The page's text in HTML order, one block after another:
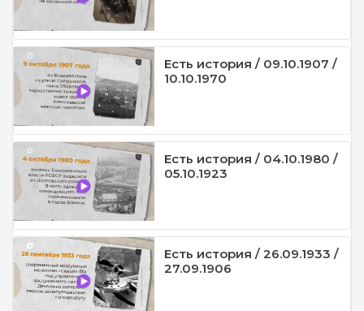
Есть история / 09.10.1907 /
10.10.1970
Есть история / 04.10.1980 /
05.10.1923
Есть история / 26.09.1933 /
27.09.1906